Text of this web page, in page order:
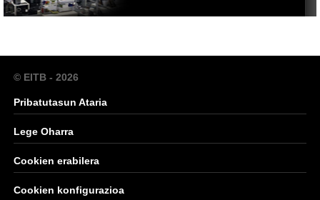
© EITB - 2026
Pribatutasun Ataria
Lege Oharra
Cookien erabilera
Cookien konfigurazioa